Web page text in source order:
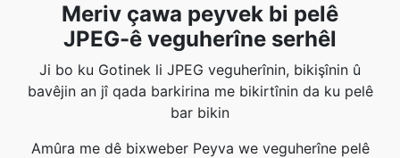
Meriv çawa peyvek bi pelê
JPEG-ê veguherîne serhêl
Ji bo ku Gotinek li JPEG veguherînin, bikişînin û
bavêjin an jî qada barkirina me bikirtînin da ku pelê
bar bikin
Amûra me dê bixweber Peyva we veguherîne pelê